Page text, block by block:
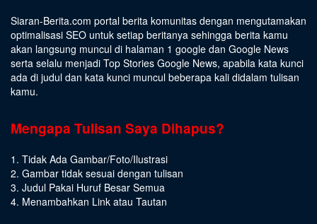
Siaran-Berita.com portal berita komunitas dengan mengutamakan
optimalisasi SEO untuk setiap beritanya sehingga berita kamu
akan langsung muncul di halaman 1 google dan Google News
serta selalu menjadi Top Stories Google News, apabila kata kunci
ada di judul dan kata kunci muncul beberapa kali didalam tulisan
kamu.
Mengapa Tulisan Saya Dihapus?
1. Tidak Ada Gambar/Foto/Ilustrasi
2. Gambar tidak sesuai dengan tulisan
3. Judul Pakai Huruf Besar Semua
4. Menambahkan Link atau Tautan